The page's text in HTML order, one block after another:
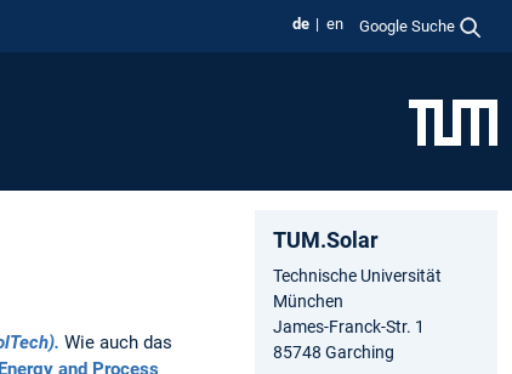
de en Google Suche
Wie auch das
and Process
TUM.Solar
Technische Universität
München
James-Franck-Str. 1
85748 Garching